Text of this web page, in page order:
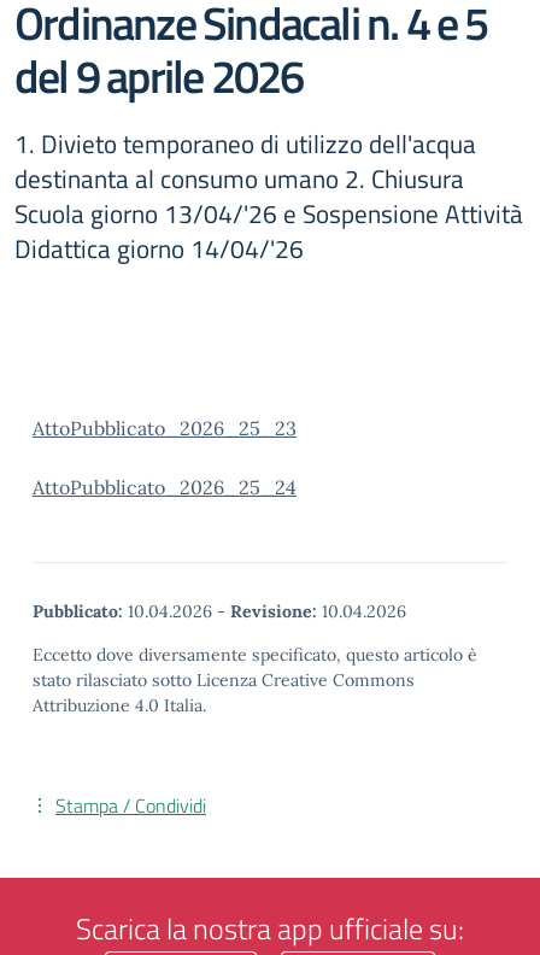
Ordinanze Sindacali n. 4 e 5
del 9 aprile 2026
1. Divieto temporaneo di utilizzo dell'acqua
destinanta al consumo umano 2. Chiusura
Scuola giorno 13/04/'26 e Sospensione Attività
Didattica giorno 14/04/'26
AttoPubblicato_2026_25_23
AttoPubblicato_2026_25_24
Pubblicato: 10.04.2026 - Revisione: 10.04.2026
Eccetto dove diversamente specificato, questo articolo è
stato rilasciato sotto Licenza Creative Commons
Attribuzione 4.0 Italia.
Stampa / Condividi
Scarica la nostra app ufficiale su: